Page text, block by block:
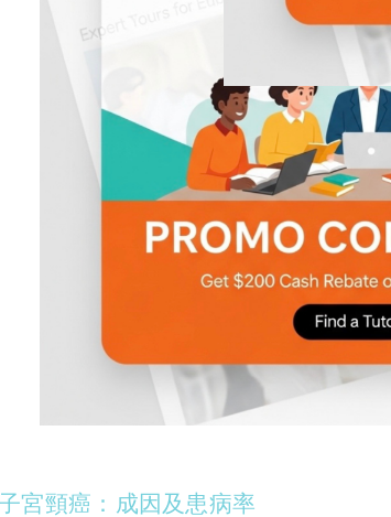
宮頸癌：成因及患病率